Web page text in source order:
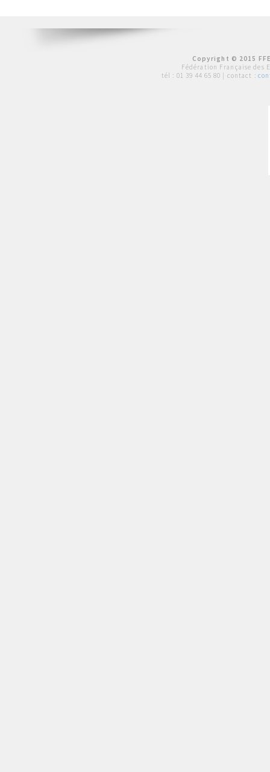
Copyright © 2015
Fédération Française des
tél : 01 39 44 65 80 | contact :